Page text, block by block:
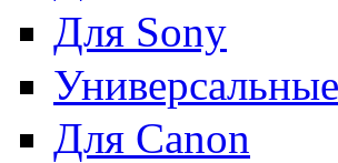
Для Sony
Универсальные
Для Canon